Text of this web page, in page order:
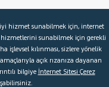
iyi hizmet sunabilmek için, internet
sunabilmek için gerekli
işlevsel kılınması, sizlere yönelik
açık rızanıza dayanan
bilgiye İnternet Sitesi Çerez